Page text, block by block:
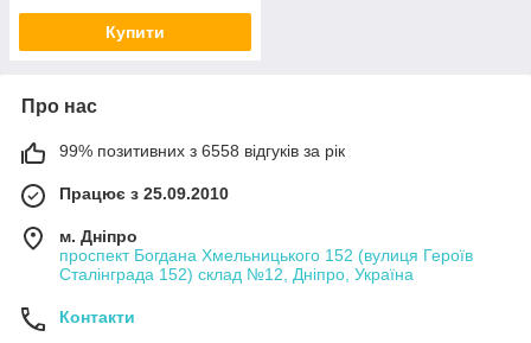
Купити
Про нас
99% позитивних з 6558 відгуків за рік
Працює з 25.09.2010
м. Дніпро
проспект Богдана Хмельницького 152 (вулиця Героїв
Сталінграда 152) склад №12, Дніпро, Україна
Контакти